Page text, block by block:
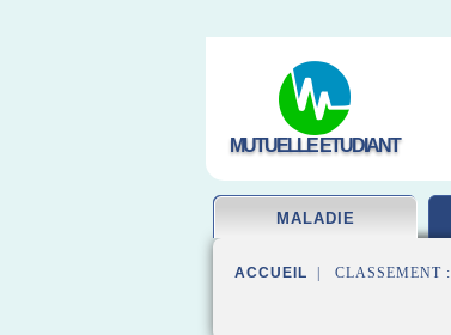
MUTUELLE ETUDIANT
MALADIE
ACCUEIL | CLASSEMENT :